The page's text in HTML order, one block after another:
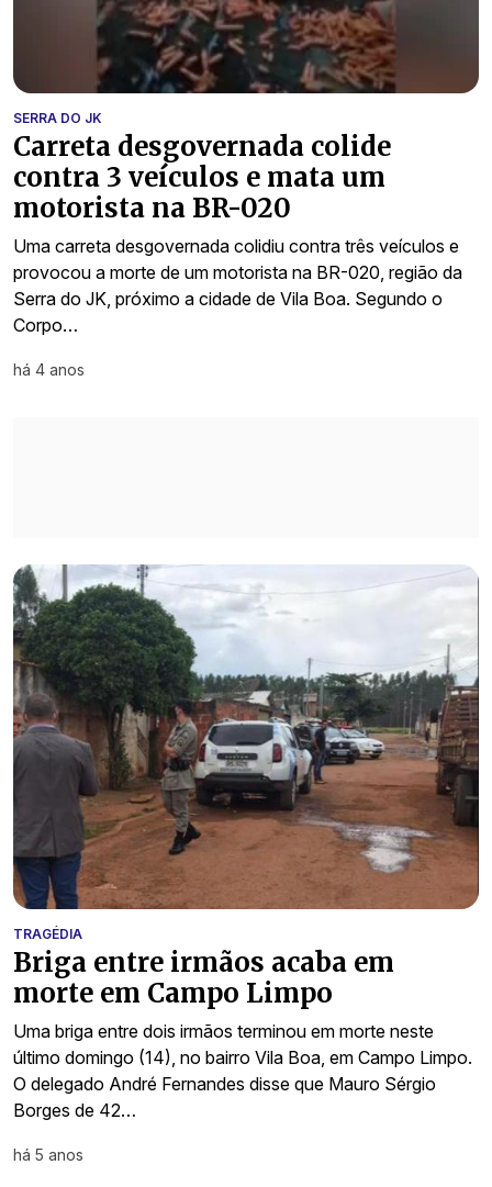
SERRA DO JK
Carreta desgovernada colide
contra 3 veículos e mata um
motorista na BR-020
Uma carreta desgovernada colidiu contra três veículos e
provocou a morte de um motorista na BR-020, região da
Serra do JK, próximo a cidade de Vila Boa. Segundo o
Corpo…
há 4 anos
TRAGÉDIA
Briga entre irmãos acaba em
morte em Campo Limpo
Uma briga entre dois irmãos terminou em morte neste
último domingo (14), no bairro Vila Boa, em Campo Limpo.
O delegado André Fernandes disse que Mauro Sérgio
Borges de 42…
há 5 anos